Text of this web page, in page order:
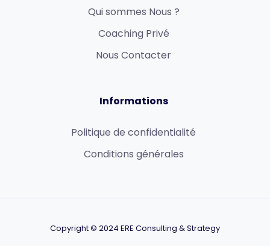
Qui sommes Nous ?
Coaching Privé
Nous Contacter
Informations
Politique de confidentialité
Conditions générales
Copyright © 2024 ERE Consulting & Strategy